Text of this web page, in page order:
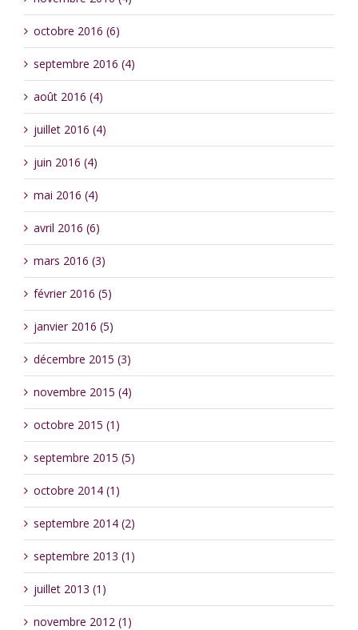
octobre 2016 (6)
septembre 2016 (4)
août 2016 (4)
juillet 2016 (4)
juin 2016 (4)
mai 2016 (4)
avril 2016 (6)
mars 2016 (3)
février 2016 (5)
janvier 2016 (5)
décembre 2015 (3)
novembre 2015 (4)
octobre 2015 (1)
septembre 2015 (5)
octobre 2014 (1)
septembre 2014 (2)
septembre 2013 (1)
juillet 2013 (1)
novembre 2012 (1)